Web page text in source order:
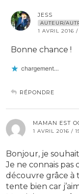
JESS
AUTEUR/
1 AVRIL 2016
Bonne chance !
chargement…
RÉPONDRE
MAMAN EST
1 AVRIL 2016 /
Bonjour, je
Je ne connais pas
découvre grâce à
tente bien car